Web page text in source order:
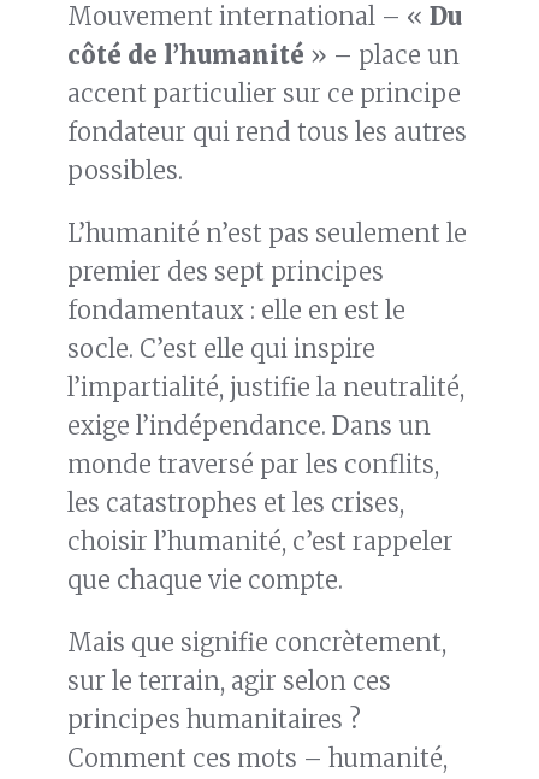
Mouvement international – « Du
côté de l’humanité » – place un
accent particulier sur ce principe
fondateur qui rend tous les autres
possibles.
L’humanité n’est pas seulement le
premier des sept principes
fondamentaux : elle en est le
socle. C’est elle qui inspire
l’impartialité, justifie la neutralité,
exige l’indépendance. Dans un
monde traversé par les conflits,
les catastrophes et les crises,
choisir l’humanité, c’est rappeler
que chaque vie compte.
Mais que signifie concrètement,
sur le terrain, agir selon ces
principes humanitaires ?
Comment ces mots – humanité,